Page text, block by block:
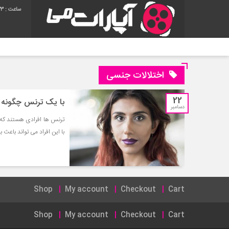
اختلالات جنسی
22
دسامبر با یک ترنس چگونه
ترنس ها افرادی هستند
با این افراد می تواند
Cart
Checkout
My account
Shop
Cart
Checkout
My account
Shop